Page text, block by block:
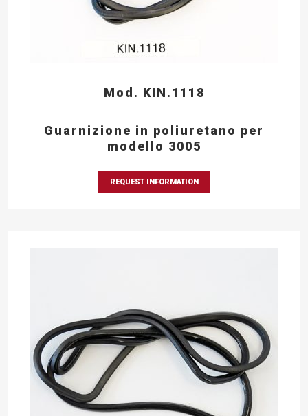
Mod. KIN.1118
Guarnizione in poliuretano per
modello 3005
REQUEST INFORMATION